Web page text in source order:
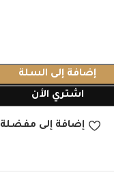
إضافة إلى السلة
اشتري الأن
إضافة إلى مفضلة